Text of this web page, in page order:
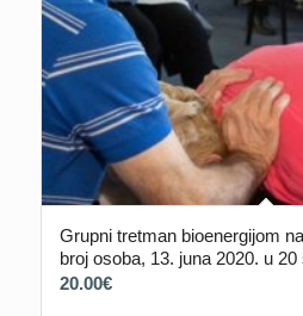
Grupni tretman bioenergijom
broj osoba, 13. juna 2020. u 20
20.00€